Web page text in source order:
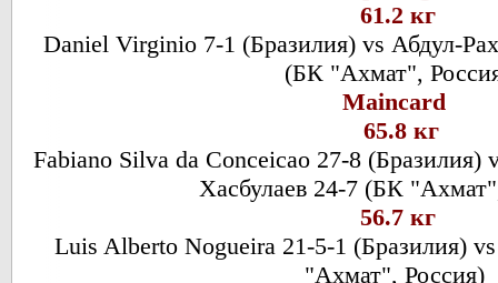
61.2 кг
Daniel Virginio 7-1 (Бразилия) vs Абдул-
(БК "Ахмат",
Маincard
65.8 кг
Fabiano Silva da Conceicao 27-8
Хасбулаев 24-7 (БК
56.7 кг
Luis Alberto Nogueira 21-5-1 (Бразилия)
"Ахмат", Россия)